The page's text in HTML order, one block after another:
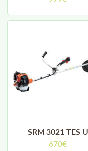
SRM 3021 TES U
670€